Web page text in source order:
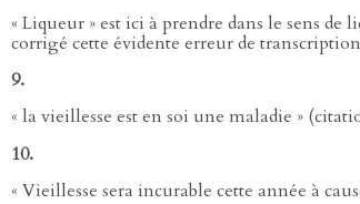
« Liqueur » est ici à prendre dans le sens de
corrigé cette évidente erreur de
9.
« la vieillesse est en soi une maladie »
10.
« Vieillesse sera incurable cette année à